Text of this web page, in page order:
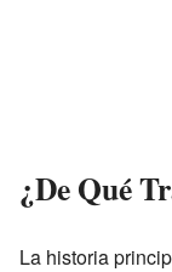
¿De Qué
La historia